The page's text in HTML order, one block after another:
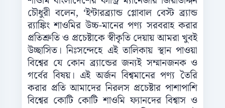
চৌধুরী বলেন, ‘ইন্টারব্র্যান্ড গ্লোবাল বেস্ট ব্র্যান্ড
র‌্যাঙ্কিং শাওমির উচ্চ-মানের পণ্য সরবরাহ করার
প্রতিশ্রুতি ও প্রচেষ্টাকে স্বীকৃতি দেয়ায় আমরা খুবই
উচ্ছাসিত। নিঃসন্দেহে এই তালিকায় স্থান পাওয়া
বিশ্বের যে কোন ব্র্যান্ডের জন্যই সম্মানজনক ও
গর্বের বিষয়। এই অর্জন বিশ্বমানের পণ্য তৈরি
করার প্রতি আমাদের নিরলস প্রচেষ্টার পাশাপাশি
বিশ্বের কোটি কোটি শাওমি ফ্যানদের বিশ্বাস ও